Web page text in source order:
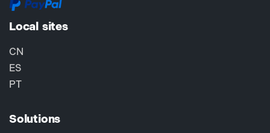
Local sites
CN
ES
PT
Solutions